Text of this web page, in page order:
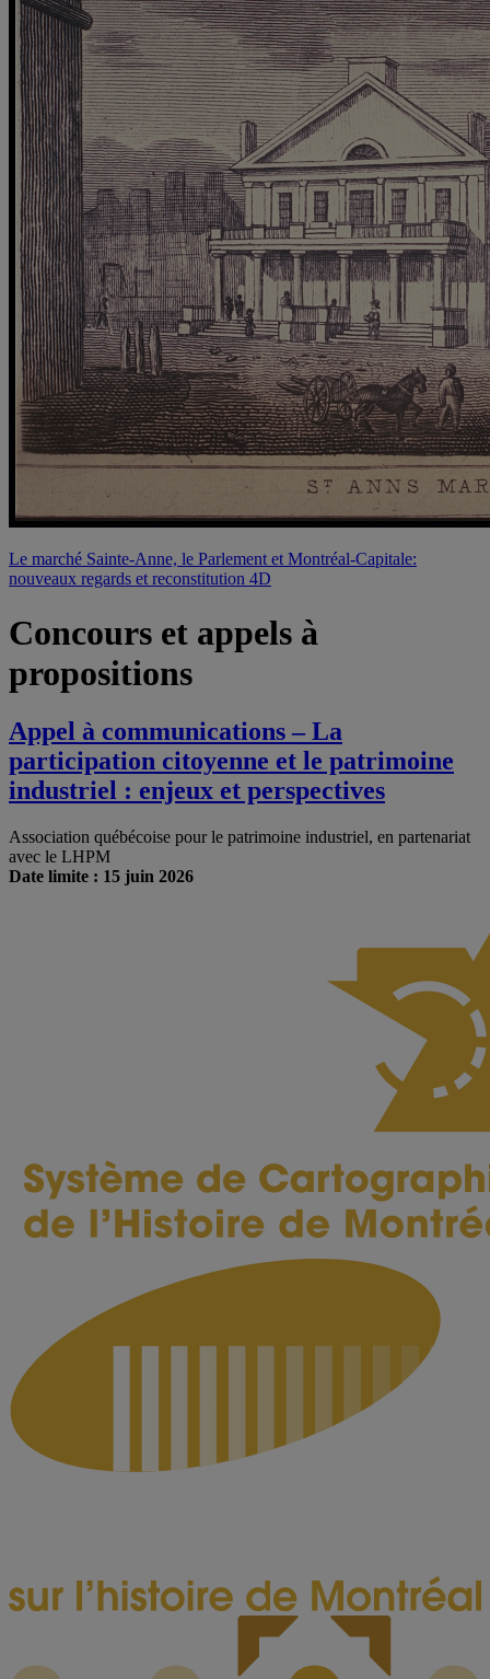
Le marché Sainte-Anne, le Parlement et Montréal-Capitale:
nouveaux regards et reconstitution 4D
Concours et appels à
propositions
Appel à communications – La
participation citoyenne et le patrimoine
industriel : enjeux et perspectives
Association québécoise pour le patrimoine industriel, en partenariat
avec le LHPM
Date limite : 15 juin 2026